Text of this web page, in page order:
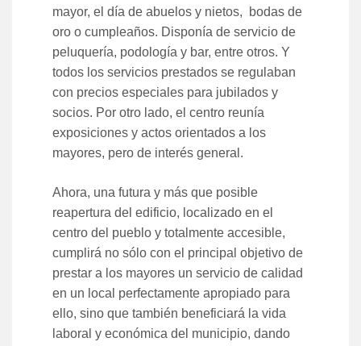
mayor, el día de abuelos y nietos, bodas de
oro o cumpleaños. Disponía de servicio de
peluquería, podología y bar, entre otros. Y
todos los servicios prestados se regulaban
con precios especiales para jubilados y
socios. Por otro lado, el centro reunía
exposiciones y actos orientados a los
mayores, pero de interés general.
Ahora, una futura y más que posible
reapertura del edificio, localizado en el
centro del pueblo y totalmente accesible,
cumplirá no sólo con el principal objetivo de
prestar a los mayores un servicio de calidad
en un local perfectamente apropiado para
ello, sino que también beneficiará la vida
laboral y económica del municipio, dando